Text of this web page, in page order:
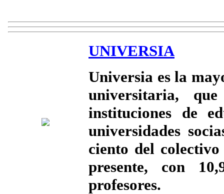
UNIVERSIA
Universia es la
universitaria,
instituciones de
universidades
ciento del
presente, con
profesores.